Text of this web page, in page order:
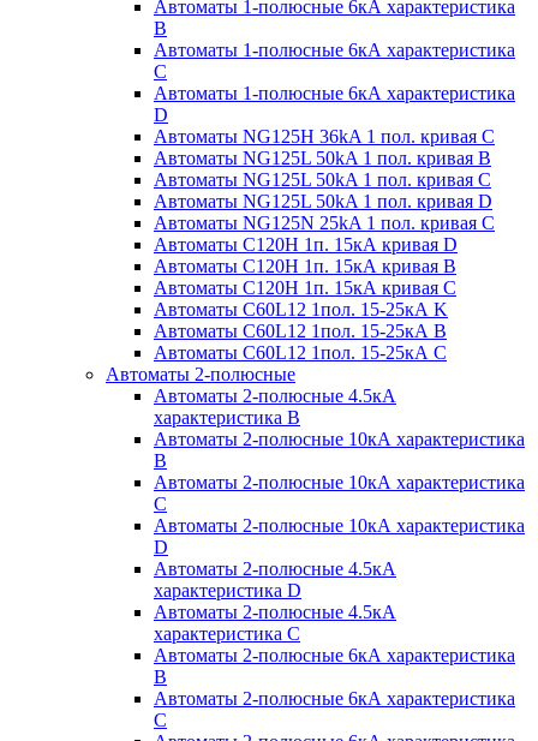
Автоматы 1-полюсные 6кА характеристика
B
Автоматы 1-полюсные 6кА характеристика
C
Автоматы 1-полюсные 6кА характеристика
D
Автоматы NG125H 36kA 1 пол. кривая C
Автоматы NG125L 50kA 1 пол. кривая B
Автоматы NG125L 50kA 1 пол. кривая C
Автоматы NG125L 50kA 1 пол. кривая D
Автоматы NG125N 25kA 1 пол. кривая C
Автоматы С120H 1п. 15кА кривая D
Автоматы С120H 1п. 15кА кривая В
Автоматы С120H 1п. 15кА кривая С
Автоматы С60L12 1пол. 15-25кА K
Автоматы С60L12 1пол. 15-25кА В
Автоматы С60L12 1пол. 15-25кА С
Автоматы 2-полюсные
Автоматы 2-полюсные 4.5кА
характеристика В
Автоматы 2-полюсные 10кА характеристика
B
Автоматы 2-полюсные 10кА характеристика
C
Автоматы 2-полюсные 10кА характеристика
D
Автоматы 2-полюсные 4.5кА
характеристика D
Автоматы 2-полюсные 4.5кА
характеристика С
Автоматы 2-полюсные 6кА характеристика
B
Автоматы 2-полюсные 6кА характеристика
C